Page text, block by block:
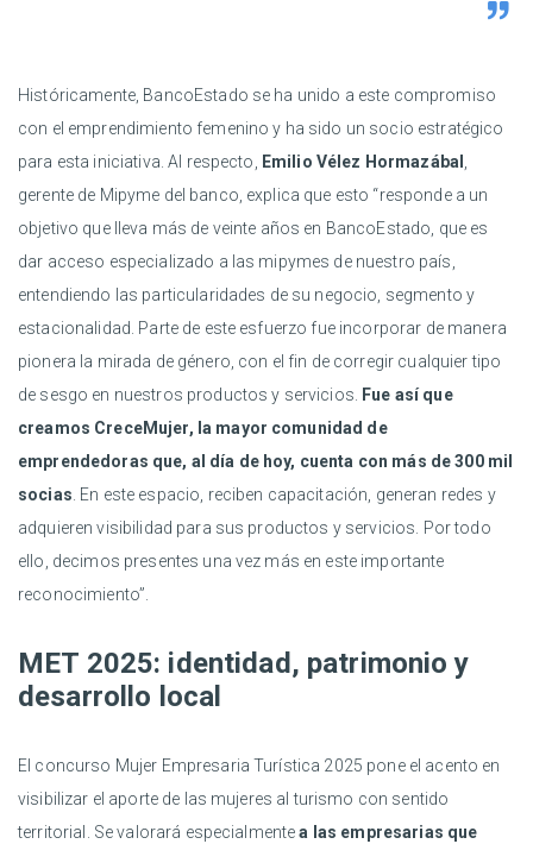
Históricamente, BancoEstado se ha unido a este compromiso
con el emprendimiento femenino y ha sido un socio estratégico
para esta iniciativa. Al respecto,
Emilio Vélez Hormazábal
gerente de Mipyme del banco, explica que esto “responde a un
objetivo que lleva más de veinte años en BancoEstado, que es
dar acceso especializado a las mipymes de nuestro país,
entendiendo las particularidades de su negocio, segmento y
estacionalidad. Parte de este esfuerzo fue incorporar de manera
pionera la mirada de género, con el fin de corregir cualquier tipo
de sesgo en nuestros productos y servicios.
Fue así que
creamos CreceMujer, la mayor comunidad de
emprendedoras que, al día de hoy, cuenta con más de 300 mil
socias . En este espacio, reciben capacitación, generan redes y
adquieren visibilidad para sus productos y servicios. Por todo
ello, decimos presentes una vez más en este importante
reconocimiento”.
MET 2025: identidad, patrimonio y
desarrollo local
El concurso Mujer Empresaria Turística 2025 pone el acento en
visibilizar el aporte de las mujeres al turismo con sentido
territorial. Se valorará especialmentea las empresarias que